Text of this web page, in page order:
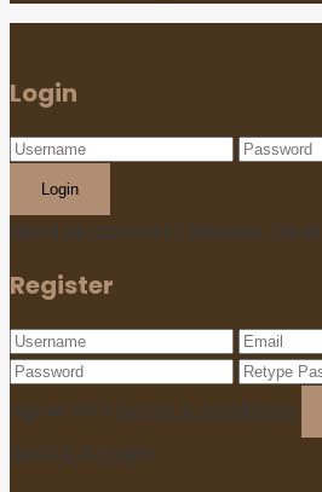
Login
Login
Need an account? Register here!
Register
agree with terms & conditions
Zurück zu Login